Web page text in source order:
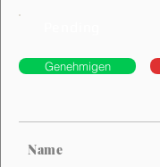
Genehmigen
Name